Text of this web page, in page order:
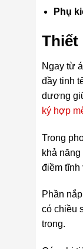
Phụ
Thiết
Ngay từ
đầy tinh
dương
ký hợp
Trong
khả
điềm tĩnh
Phần
có chiều
trọng.